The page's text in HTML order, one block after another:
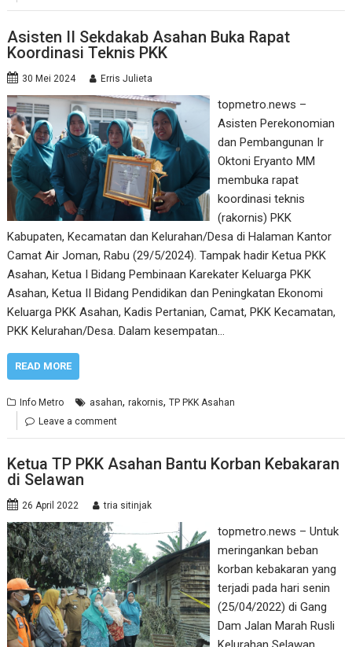
Asisten II Sekdakab Asahan Buka Rapat
Koordinasi Teknis PKK
30 Mei 2024 Erris Julieta
topmetro.news –
Asisten Perekonomian
dan Pembangunan Ir
Oktoni Eryanto MM
membuka rapat
koordinasi teknis
(rakornis) PKK
Kabupaten, Kecamatan dan Kelurahan/Desa di Halaman Kantor
Camat Air Joman, Rabu (29/5/2024). Tampak hadir Ketua PKK
Asahan, Ketua I Bidang Pembinaan Karekater Keluarga PKK
Asahan, Ketua II Bidang Pendidikan dan Peningkatan Ekonomi
Keluarga PKK Asahan, Kadis Pertanian, Camat, PKK Kecamatan,
PKK Kelurahan/Desa. Dalam kesempatan…
READ MORE
Info Metro asahan,rakornis,TP PKK Asahan
Leave a comment
Ketua TP PKK Asahan Bantu Korban Kebakaran
di Selawan
26 April 2022 tria sitinjak
topmetro.news – Untuk
meringankan beban
korban kebakaran yang
terjadi pada hari senin
(25/04/2022) di Gang
Dam Jalan Marah Rusli